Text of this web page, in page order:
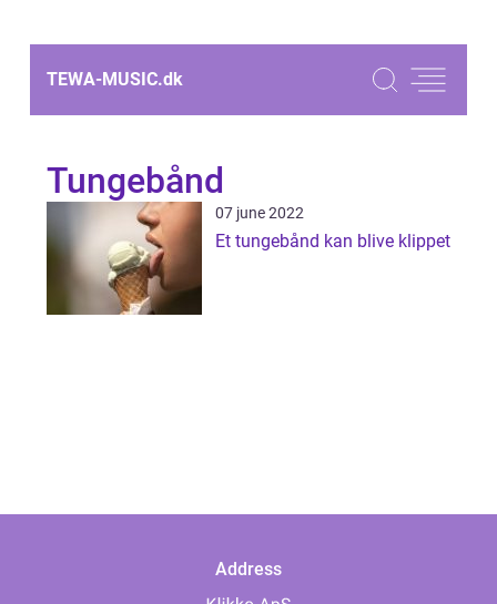
TEWA-MUSIC.dk
Tungebånd
07 june 2022
Et tungebånd kan blive klippet
Address